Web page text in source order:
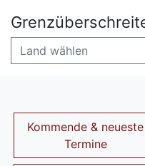
Land wählen
Kommende & neueste
Termine